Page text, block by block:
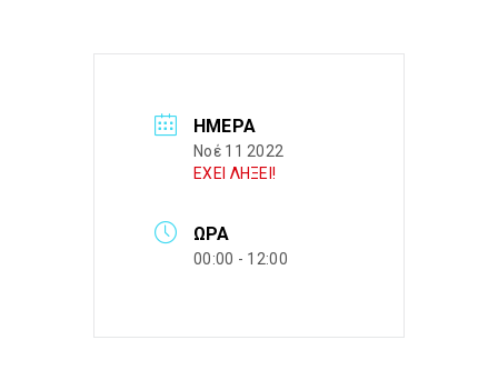
ΗΜΈΡΑ
Νοέ 11 2022
ΕΧΕΙ ΛΗΞΕΙ!
ΏΡΑ
00:00 - 12:00